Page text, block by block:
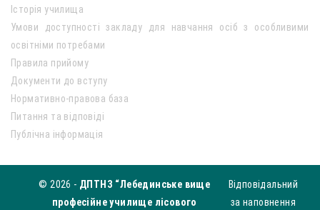
Історія училища
Умови доступності закладу для навчання осіб з особливими
освітніми потребами
Правила прийому
Документи до вступу
Нормативно-правова база
Питання та відповіді
Публічна інформація
© 2026 - ДПТНЗ “Лебединське вище
професійне училище лісового
Відповідальний
за наповнення